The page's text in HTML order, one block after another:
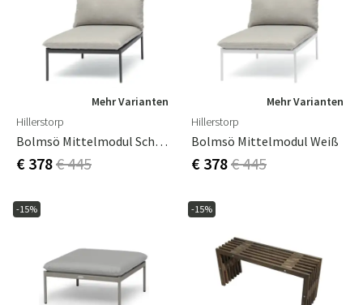
Mehr Varianten
Hillerstorp
Bolmsö Mittelmodul Schwarz
€ 378€ 445
Mehr Varianten
Hillerstorp
Bolmsö Mittelmodul Weiß
€ 378€ 445
-15% -15%